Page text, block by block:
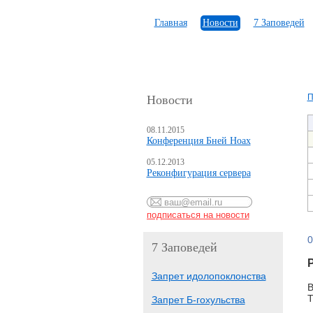
Главная Новости 7 Заповедей
Новости
08.11.2015
Конференция Бней Ноах
05.12.2013
Реконфигурация сервера
7 Заповедей
Запрет идолопоклонства
Запрет Б-гохульства